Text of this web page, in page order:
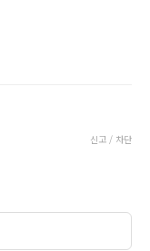
신고 / 차단